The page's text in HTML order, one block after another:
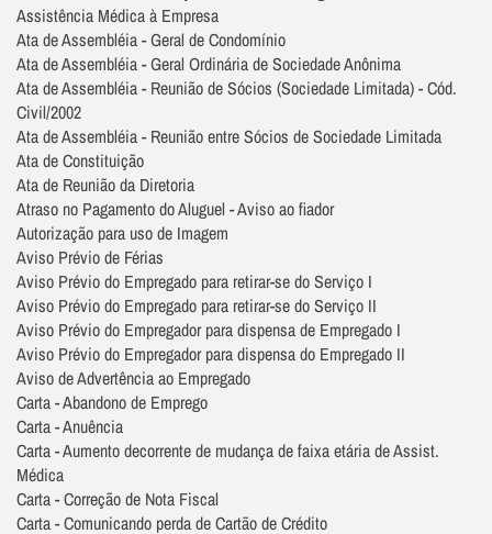
Assistência Médica à Empresa
Ata de Assembléia - Geral de Condomínio
Ata de Assembléia - Geral Ordinária de Sociedade Anônima
Ata de Assembléia - Reunião de Sócios (Sociedade Limitada) - Cód.
Civil/2002
Ata de Assembléia - Reunião entre Sócios de Sociedade Limitada
Ata de Constituição
Ata de Reunião da Diretoria
Atraso no Pagamento do Aluguel - Aviso ao fiador
Autorização para uso de Imagem
Aviso Prévio de Férias
Aviso Prévio do Empregado para retirar-se do Serviço I
Aviso Prévio do Empregado para retirar-se do Serviço II
Aviso Prévio do Empregador para dispensa de Empregado I
Aviso Prévio do Empregador para dispensa do Empregado II
Aviso de Advertência ao Empregado
Carta - Abandono de Emprego
Carta - Anuência
Carta - Aumento decorrente de mudança de faixa etária de Assist.
Médica
Carta - Correção de Nota Fiscal
Carta - Comunicando perda de Cartão de Crédito